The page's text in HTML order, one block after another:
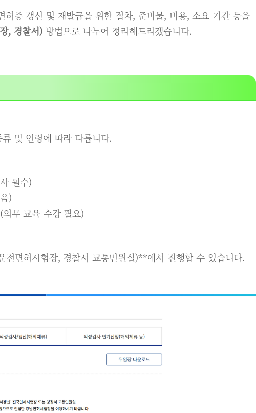
허증 갱신 및 재발급을 위한 절차, 준비물, 비용, 소요 기간 등을
, 경찰서) 방법으로 나누어 정리해드리겠습니다.
및 연령에 따라 다릅니다.
필수)
)
무 교육 수강 필요)
면허시험장, 경찰서 교통민원실)**에서 진행할 수 있습니다.